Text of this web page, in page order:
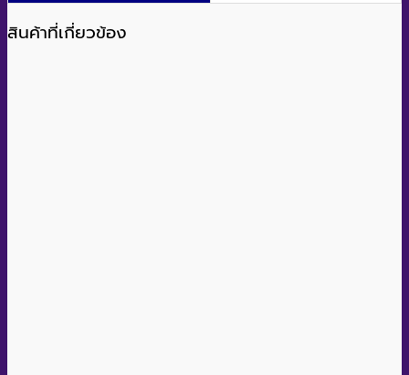
สินค้าที่เกี่ยวข้อง